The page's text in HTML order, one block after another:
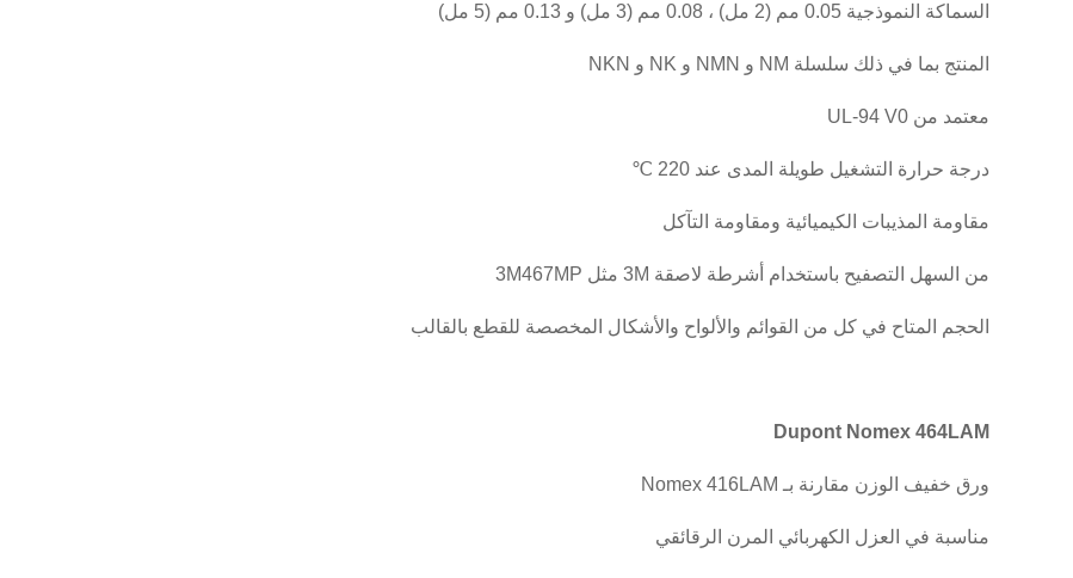
السماكة النموذجية 0.05 مم (2 مل) ، 0.08 مم (3 مل) و 0.13 مم (5 مل)
المنتج بما في ذلك سلسلة NM و NMN و NK و NKN
معتمد من UL-94 V0
درجة حرارة التشغيل طويلة المدى عند 220 ℃
مقاومة المذيبات الكيميائية ومقاومة التآكل
من السهل التصفيح باستخدام أشرطة لاصقة 3M مثل 3M467MP
الحجم المتاح في كل من القوائم والألواح والأشكال المخصصة للقطع بالقالب
Dupont Nomex 464LAM
ورق خفيف الوزن مقارنة بـ Nomex 416LAM
مناسبة في العزل الكهربائي المرن الرقائقي